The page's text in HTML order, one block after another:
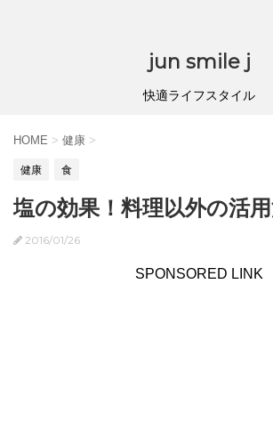
jun smile j
快適ライフスタイル
HOME > 健康 >
健康 食
塩の効果！料理以外の活用
2016/01/26
SPONSORED LINK